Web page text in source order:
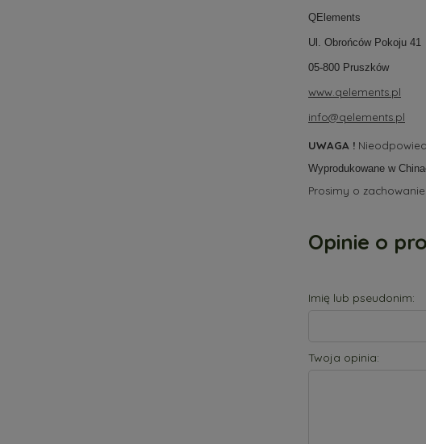
QElements
Ul. Obrońców Pokoju 41
05-800 Pruszków
www.qelements.pl
info@qelements.pl
UWAGA !
Wyprodukowane w
Prosimy o
Opinie o
Imię lub pseudonim:
Twoja opinia: